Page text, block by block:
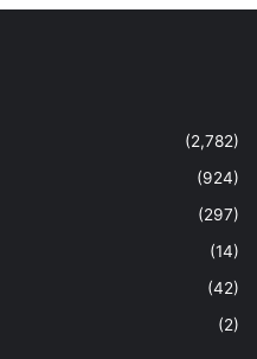
(2,782)
(924)
(297)
(14)
(42)
(2)